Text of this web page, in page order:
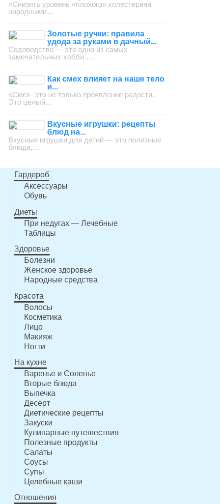
«Снизить уровень «плохого» холестерина
народными…
Золотые ручки: правила
удода за руками в дачный...
Садоводство — это одно из самых
замечательных хобби….
Как смех влияет на наше тело
и...
«Смех- это не только проявление радости.
Это целый…
Вкусные игрушки: рецепты
блюд на...
Вкусные игрушки для детей — это полезные
блюда,…
Гардероб
Аксессуары
Обувь
Диеты
При недугах — Лечебные
Таблицы
Здоровье
Болезни
Женское здоровье
Народные средства
Красота
Волосы
Косметика
Лицо
Макияж
Ногти
На кухне
Варенье и Соленье
Вторые блюда
Выпечка
Десерт
Диетические рецепты
Закуски
Кулинарные путешествия
Полезные продукты
Салаты
Соусы
Супы
Целебные каши
Отношения